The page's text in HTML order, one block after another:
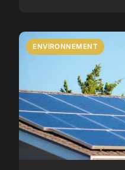
ENVIRONNEMENT